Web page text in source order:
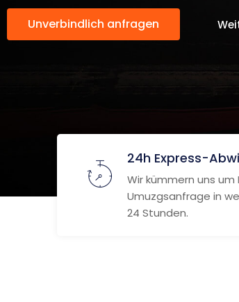
Unverbindlich anfragen
24h Express-
Wir kümmern uns um
Umuzgsanfrage in
24 Stunden.